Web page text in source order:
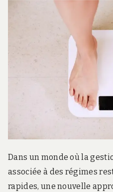
Dans un monde où la
associée à des régimes
rapides, une nouvelle